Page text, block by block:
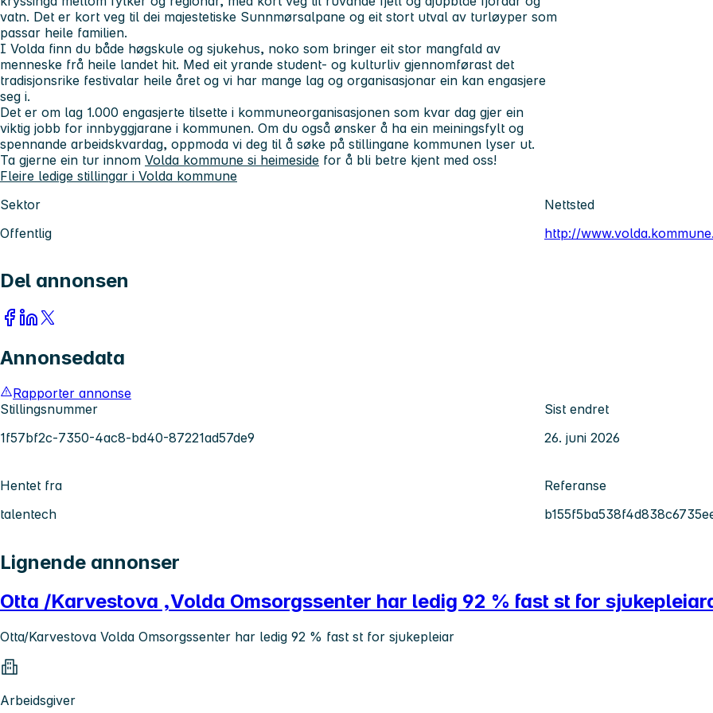
vatn. Det er kort veg til dei majestetiske Sunnmørsalpane og eit stort utval av turløyper som
passar heile familien.
I Volda finn du både høgskule og sjukehus, noko som bringer eit stor mangfald av
menneske frå heile landet hit. Med eit yrande student- og kulturliv gjennomførast det
tradisjonsrike festivalar heile året og vi har mange lag og organisasjonar ein kan engasjere
seg i.
Det er om lag 1.000 engasjerte tilsette i kommuneorganisasjonen som kvar dag gjer ein
viktig jobb for innbyggjarane i kommunen. Om du også ønsker å ha ein meiningsfylt og
spennande arbeidskvardag, oppmoda vi deg til å søke på stillingane kommunen lyser ut.
Ta gjerne ein tur innom Volda kommune si heimeside for å bli betre kjent med oss!
Fleire ledige stillingar i Volda kommune
Sektor
Offentlig
Nettsted
http://
Del annonsen
Annonsedata
Rapporter annonse
Stillingsnummer
1f57bf2c-7350-4ac8-bd40-87221ad57de9
Sist endret
26. juni 2026
Hentet fra
talentech
Referanse
Lignende annonser
Otta /Karvestova ,Volda Omsorgssenter har ledig 92 % fast st for
Otta/Karvestova Volda Omsorgssenter har ledig 92 % fast st for sjukepleiar
Arbeidsgiver